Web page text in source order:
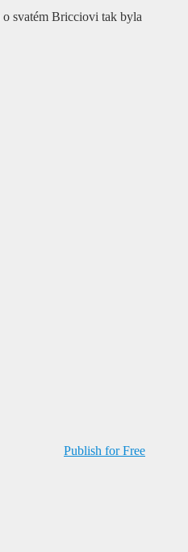
svatém Bricciovi tak byla
Publish for Free